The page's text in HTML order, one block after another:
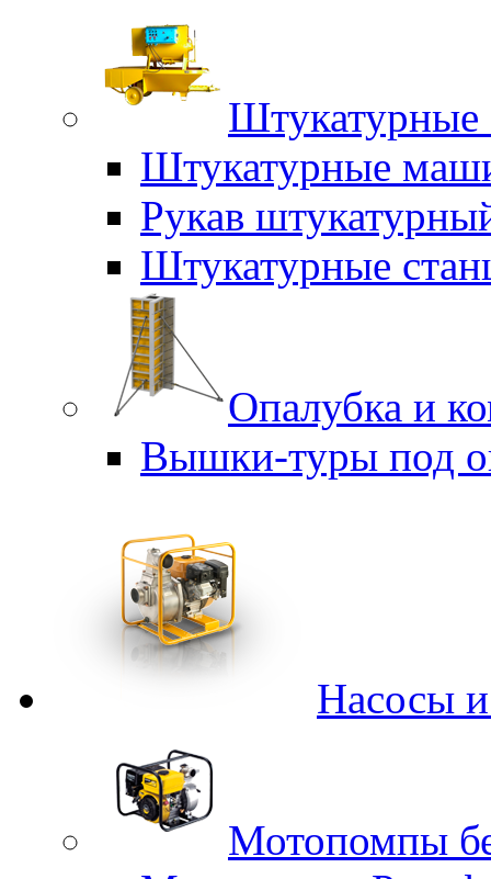
Штукатурные
Штукатурные
Рукав
Штукатурные
Опалубка и
Вышки-туры под
Насосы
Мотопомпы